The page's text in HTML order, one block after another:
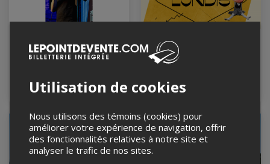
Carlos Sanchez en
Montréal (En Español)
Montréal, QC
Les Lundis
31 août 2026, 20h00
Théâtre Ste-Catherine,
COMPLET
Utilisation de cookies
Nous utilisons des témoins (cookies) pour
améliorer votre expérience de navigation, offrir
des fonctionnalités relatives à notre site et
analyser le trafic de nos sites.